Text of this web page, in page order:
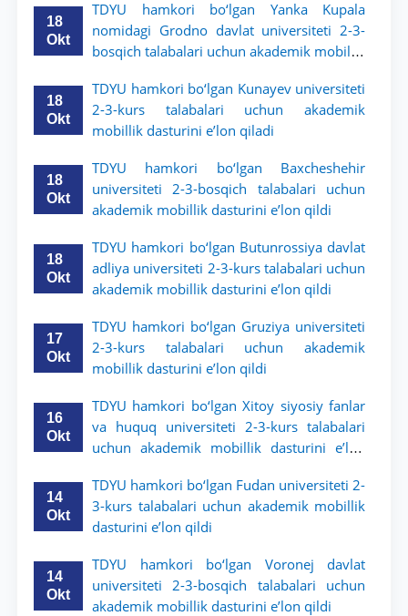
18
Okt
TDYU hamkori bo‘lgan Yanka Kupala
nomidagi Grodno davlat universiteti 2-3-
bosqich talabalari uchun akademik mobillik
18
Okt
TDYU hamkori bo‘lgan Kunayev universiteti
2-3-kurs talabalari uchun akademik
mobillik dasturini e’lon qiladi
18
Okt
TDYU hamkori bo‘lgan Baxcheshehir
universiteti 2-3-bosqich talabalari uchun
akademik mobillik dasturini e’lon qildi
18
Okt
TDYU hamkori bo‘lgan Butunrossiya davlat
adliya universiteti 2-3-kurs talabalari uchun
akademik mobillik dasturini e’lon qildi
17
Okt
TDYU hamkori bo‘lgan Gruziya universiteti
2-3-kurs talabalari uchun akademik
mobillik dasturini e’lon qildi
16
Okt
TDYU hamkori bo‘lgan Xitoy siyosiy fanlar
va huquq universiteti 2-3-kurs talabalari
uchun akademik mobillik dasturini e’lon
14
Okt
TDYU hamkori bo‘lgan Fudan universiteti 2-
3-kurs talabalari uchun akademik mobillik
dasturini e’lon qildi
14
Okt
TDYU hamkori bo‘lgan Voronej davlat
universiteti 2-3-bosqich talabalari uchun
akademik mobillik dasturini e’lon qildi